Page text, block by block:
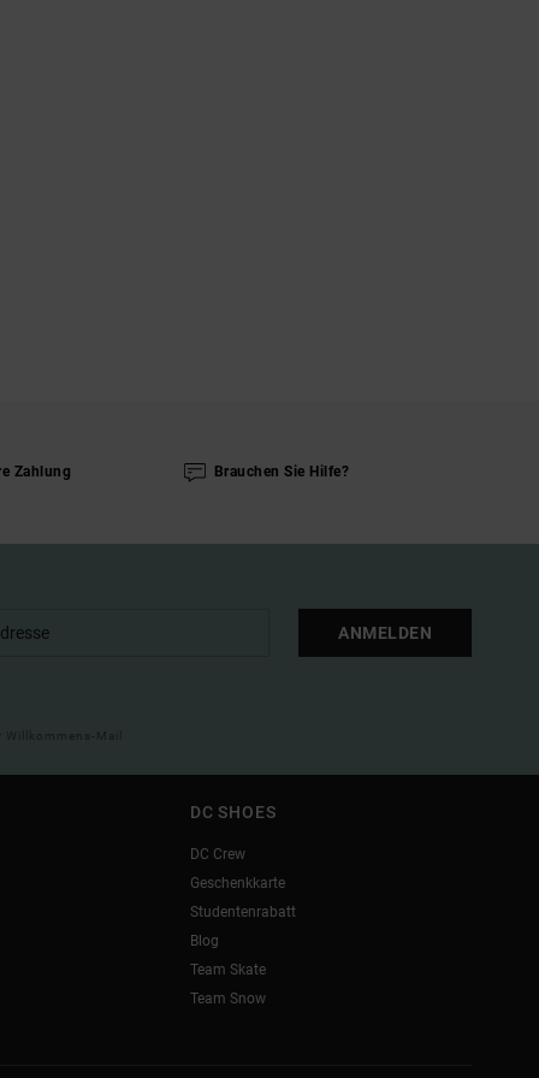
Zahlung Brauchen Sie Hilfe?
ANMELDEN
Mail
DC SHOES
DC Crew
Geschenkkarte
Studentenrabatt
Blog
Team Skate
Team Snow